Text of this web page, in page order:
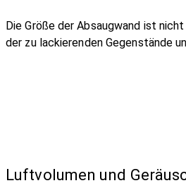
Die Größe der Absaugwand ist
der zu lackierenden Gegenstände
Luftvolumen und